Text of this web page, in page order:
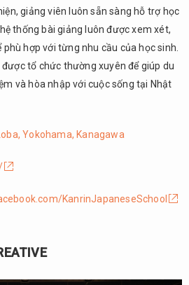
giảng viên luôn sẵn sàng hỗ trợ học
thống bài giảng luôn được xem xét,
hợp với từng nhu cầu của học sinh.
tổ chức thường xuyên để giúp du
và hòa nhập với cuộc sống tại Nhật
Yokohama, Kanagawa
KanrinJapaneseSchool